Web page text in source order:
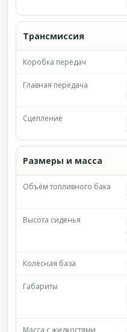
Трансмиссия
Коробка передач
Главная передача
Сцепление
Размеры и масса
Объём топливного бака
Высота сиденья
Колёсная база
Габариты
Масса с жидкостями